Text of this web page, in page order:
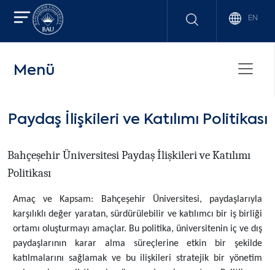
EN
Menü
Paydaş İlişkileri ve Katılımı Politikası
Bahçeşehir Üniversitesi Paydaş İlişkileri ve Katılımı
Politikası
Amaç ve Kapsam:
Bahçeşehir Üniversitesi, paydaşlarıyla
karşılıklı değer yaratan, sürdürülebilir ve katılımcı bir iş birliği
ortamı oluşturmayı amaçlar. Bu politika, üniversitenin iç ve dış
paydaşlarının karar alma süreçlerine etkin bir şekilde
katılmalarını sağlamak ve bu ilişkileri stratejik bir yönetim